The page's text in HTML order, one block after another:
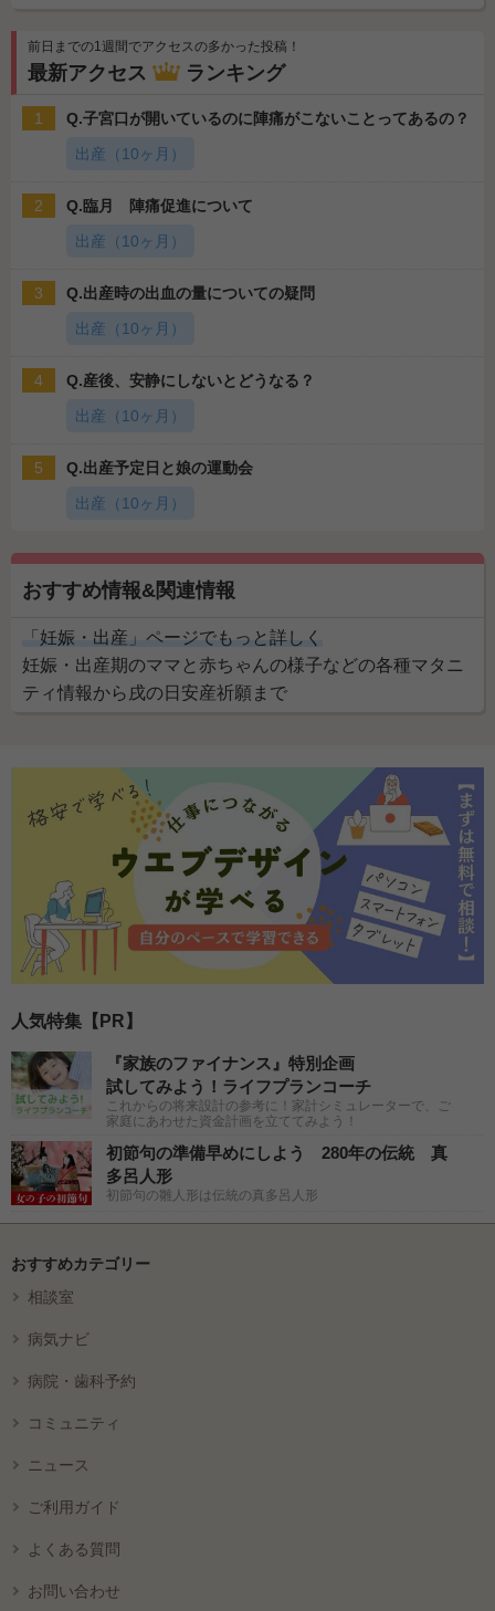
前日までの1週間でアクセスの多かった投稿！
最新アクセス ランキング
1
Q.子宮口が開いているのに陣痛がこないことってあるの？
出産（10ヶ月）
2
Q.臨月 陣痛促進について
出産（10ヶ月）
3
Q.出産時の出血の量についての疑問
出産（10ヶ月）
4
Q.産後、安静にしないとどうなる？
出産（10ヶ月）
5
Q.出産予定日と娘の運動会
出産（10ヶ月）
おすすめ情報&関連情報
「妊娠・出産」ページでもっと詳しく
妊娠・出産期のママと赤ちゃんの様子などの各種マタニ
ティ情報から戌の日安産祈願まで
人気特集【PR】
『家族のファイナンス』特別企画
試してみよう！ライフプランコーチ
これからの将来設計の参考に！家計シミュレーターで、ご
家庭にあわせた資金計画を立ててみよう！
初節句の準備早めにしよう 280年の伝統 真
多呂人形
初節句の雛人形は伝統の真多呂人形
おすすめカテゴリー
相談室
病気ナビ
病院・歯科予約
コミュニティ
ニュース
ご利用ガイド
よくある質問
お問い合わせ